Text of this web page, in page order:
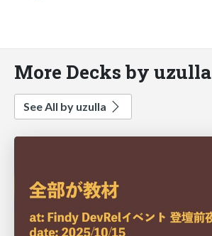
More Decks by uzulla
See All by uzulla